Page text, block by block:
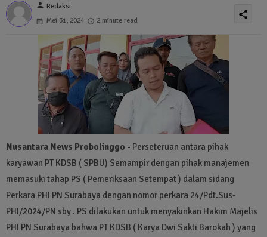
person Redaksi
Mei 31, 2024
2 minute read
share
Nusantara News Probolinggo - Perseteruan antara pihak
karyawan PT KDSB ( SPBU) Semampir dengan pihak manajemen
memasuki tahap PS ( Pemeriksaan Setempat ) dalam sidang
Perkara PHI PN Surabaya dengan nomor perkara 24/Pdt.Sus-
PHI/2024/PN sby . PS dilakukan untuk menyakinkan Hakim Majelis
PHI PN Surabaya bahwa PT KDSB ( Karya Dwi Sakti Barokah ) yang